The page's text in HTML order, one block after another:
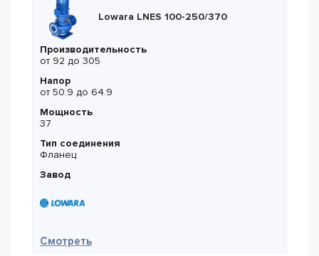
Lowara LNES 100-250/370
Производительность
от 92 до 305
Напор
от 50.9 до 64.9
Мощность
37
Тип соединения
Фланец
Завод
Смотреть— Lowara LNES 100-250/370